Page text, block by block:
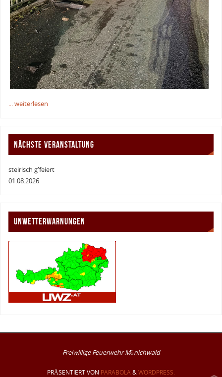
... weiterlesen
NÄCHSTE VERANSTALTUNG
steirisch g'feiert
01.08.2026
UNWETTERWARNUNGEN
Freiwillige Feuerwehr Mönichwald
PRÄSENTIERT VON PARABOLA&WORDPRESS.